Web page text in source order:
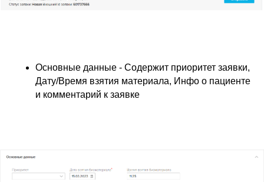
Основные данные - Содержит приоритет заявки,
Дату/Время взятия материала, Инфо о пациенте
и комментарий к заявке